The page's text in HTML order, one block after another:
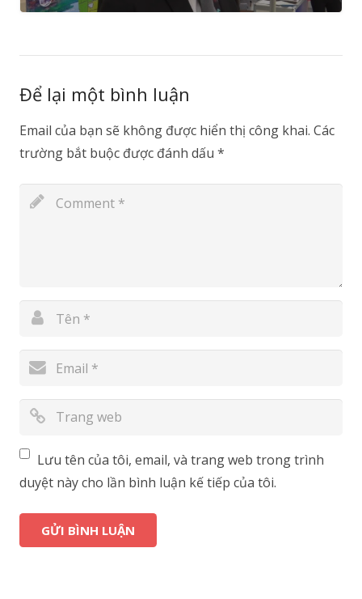
Để lại một bình luận
Email của bạn sẽ không được hiển thị công khai. Các
trường bắt buộc được đánh dấu *
Lưu tên của tôi, email, và trang web trong trình
duyệt này cho lần bình luận kế tiếp của tôi.